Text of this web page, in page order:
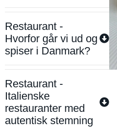
Restaurant -
Hvorfor går vi ud og
spiser i Danmark?
Restaurant -
Italienske
restauranter med
autentisk stemning